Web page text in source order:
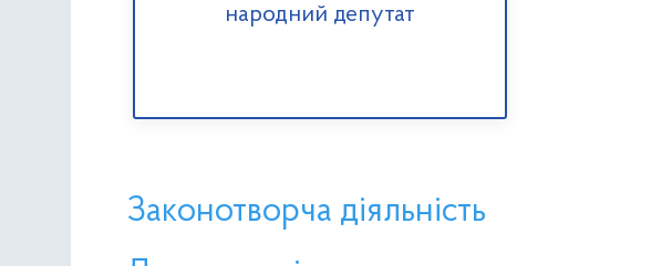
народний депутат
Законотворча діяльність